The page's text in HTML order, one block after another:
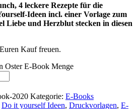
4 leckere Rezepte für die
Ideen incl. einer Vorlage zum
Liebe und Herzblut stecken in diesen
Kauf freuen.
Oster E-Book Menge
2020 Kategorie: E-Books
Do it yourself Ideen, Druckvorlagen, E-